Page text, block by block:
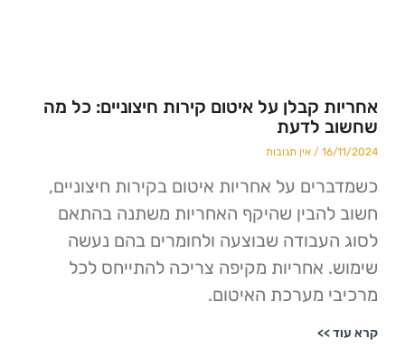
קבלן על איטום קירות חיצוניים: כל מה
לדעת
אין תגובות
על אחריות איטום בקירות חיצוניים,
שהיקף האחריות משתנה בהתאם
שבוצעה ולחומרים בהם נעשה
אחריות מקיפה צריכה להתייחס לכל
מערכת האיטום.